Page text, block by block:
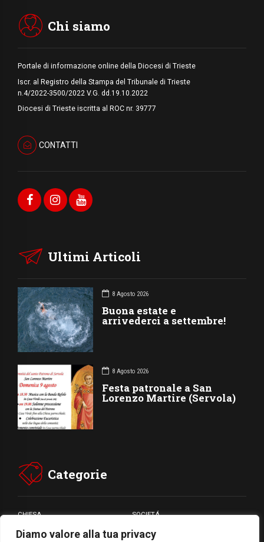
Diamo valore alla tua privacy
Medio Oriente
Chi siamo
Portale di informazione online della Diocesi di Trieste
Iscr. al Registro della Stampa del Tribunale di Trieste
n.4/2022-3500/2022 V.G. dd.19.10.2022
Diocesi di Trieste iscritta al ROC nr. 39777
CONTATTI
Ultimi Articoli
8 Agosto 2026
Buona estate e
arrivederci a settembre!
8 Agosto 2026
Festa patronale a San
Lorenzo Martire (Servola)
Categorie
CHIESA SOCIETÁ
CARITÁ GIUBILEO